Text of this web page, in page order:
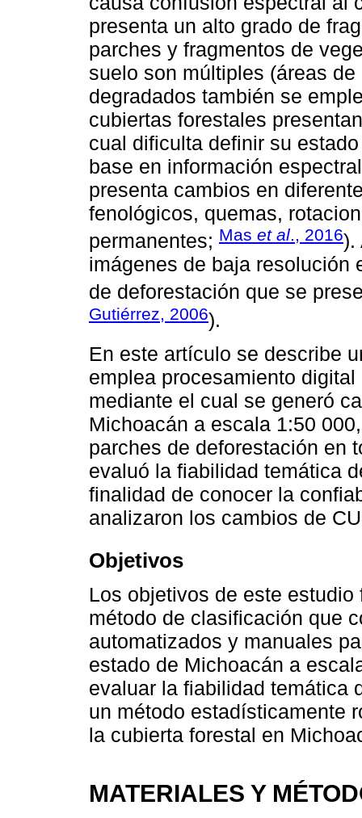
presenta un alto grado de
parches y fragmentos de
suelo son múltiples (áreas
degradados también se
cubiertas forestales
cual dificulta definir su
base en información
presenta cambios en
fenológicos, quemas,
permanentes; Mas et al., 2016).
imágenes de baja resolución
de deforestación que se
Gutiérrez, 2006).
En este artículo se describe
emplea procesamiento
mediante el cual se generó
Michoacán a escala 1:50
parches de deforestación en
evaluó la fiabilidad temática
finalidad de conocer la
analizaron los cambios de
Objetivos
Los objetivos de este
método de clasificación que
automatizados y manuales
estado de Michoacán a
evaluar la fiabilidad temática
un método estadísticamente
la cubierta forestal en
MATERIALES Y